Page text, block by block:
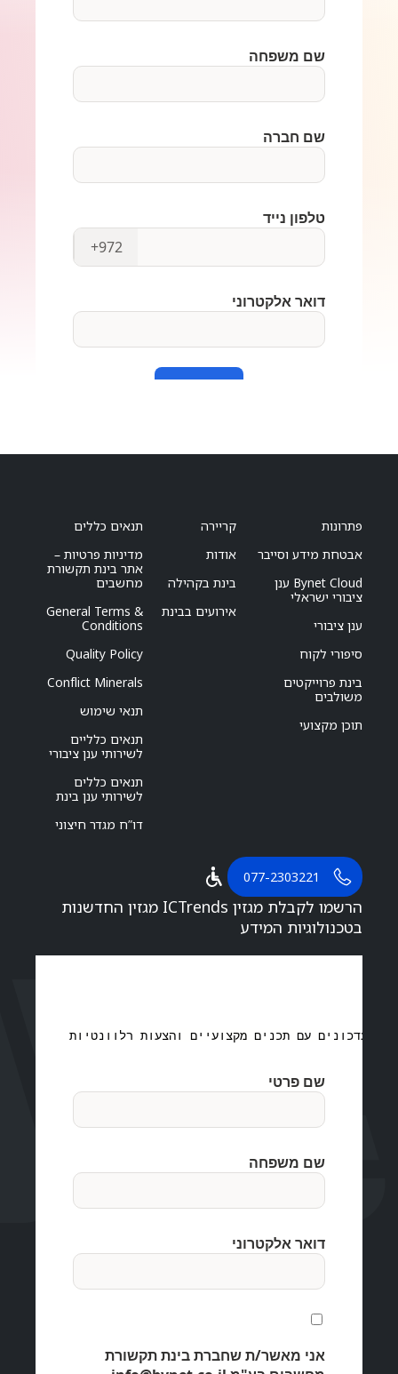
פתרונות
אבטחת מידע וסייבר
Bynet Cloud ענן
ציבורי ישראלי
ענן ציבורי
סיפורי לקוח
בינת פרוייקטים
משולבים
תוכן מקצועי
קריירה
אודות
בינת בקהילה
אירועים בבינת
תנאים כללים
מדיניות פרטיות –
אתר בינת תקשורת
מחשבים
General Terms &
Conditions
Quality Policy
Conflict Minerals
תנאי שימוש
תנאים כלליים
לשירותי ענן ציבורי
תנאים כללים
לשירותי ענן בינת
דו”ח מגדר חיצוני
077-2303221
הרשמו לקבלת מגזין ICTrends מגזין החדשנות
בטכנולוגיות המידע